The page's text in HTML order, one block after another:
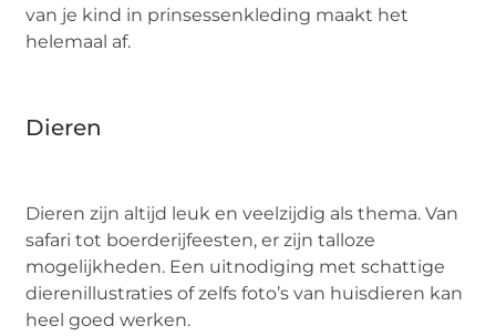
van je kind in prinsessenkleding maakt het
helemaal af.
Dieren
Dieren zijn altijd leuk en veelzijdig als thema. Van
safari tot boerderijfeesten, er zijn talloze
mogelijkheden. Een uitnodiging met schattige
dierenillustraties of zelfs foto’s van huisdieren kan
heel goed werken.